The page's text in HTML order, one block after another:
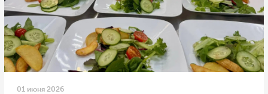
01 июня 2026